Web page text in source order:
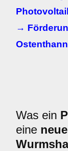
→
Ostenthann
Was ein
eine